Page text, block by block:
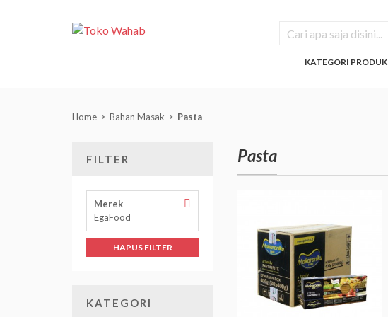
KATEGORI PRODUK
Home Bahan Masak Pasta
FILTER
Merek
EgaFood
HAPUS FILTER
KATEGORI
Pasta